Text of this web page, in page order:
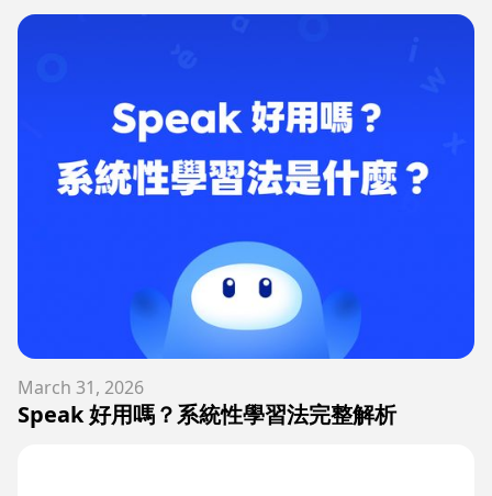
March 31, 2026
Speak 好用嗎？系統性學習法完整解析